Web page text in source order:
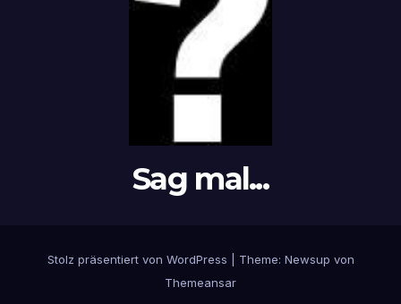
Sag mal...
Stolz präsentiert von WordPress
Theme: Newsup von
Themeansar